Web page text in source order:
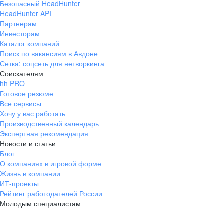
Безопасный HeadHunter
HeadHunter API
Партнерам
Инвесторам
Каталог компаний
Поиск по вакансиям в Авдоне
Сетка: соцсеть для нетворкинга
Соискателям
hh PRO
Готовое резюме
Все сервисы
Хочу у вас работать
Производственный календарь
Экспертная рекомендация
Новости и статьи
Блог
О компаниях в игровой форме
Жизнь в компании
ИТ-проекты
Рейтинг работодателей России
Молодым специалистам